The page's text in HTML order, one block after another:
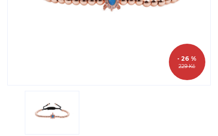
229 Kč
- 26 %